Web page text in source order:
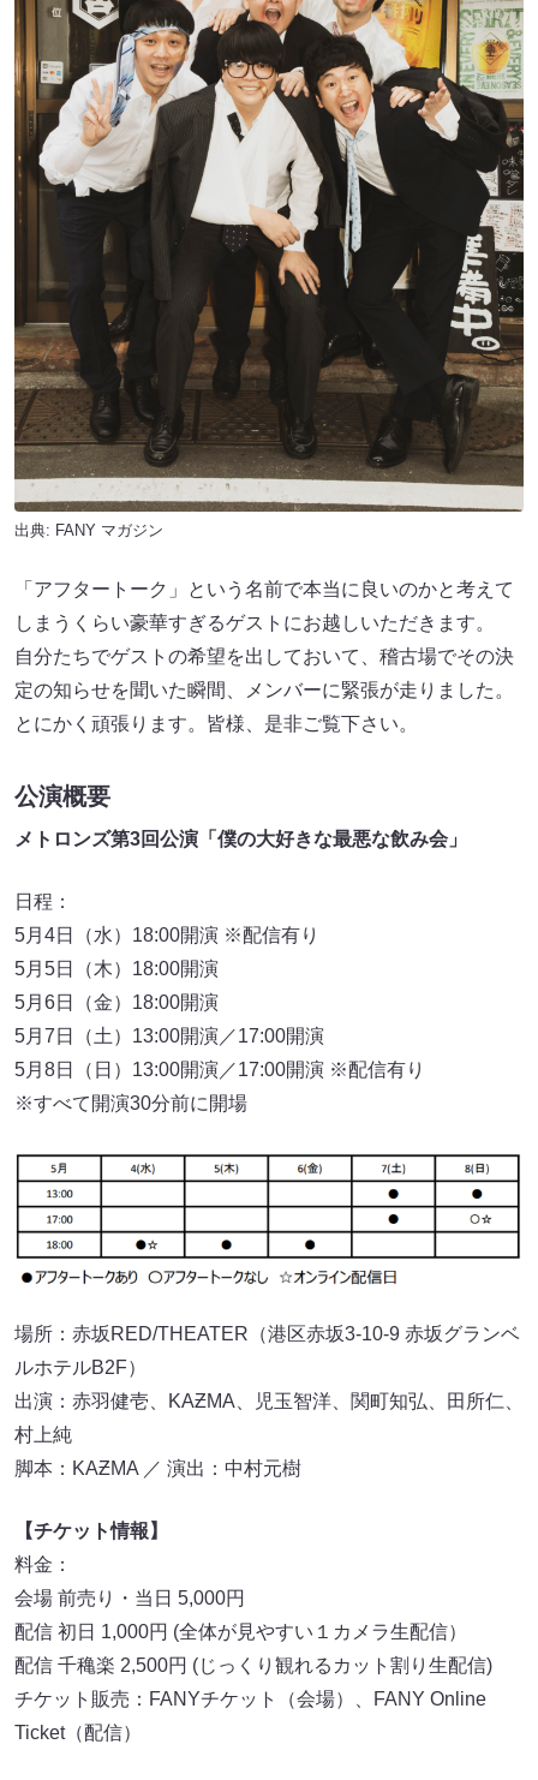
出典: FANY マガジン
「アフタートーク」という名前で本当に良いのかと考えて
しまうくらい豪華すぎるゲストにお越しいただきます。
自分たちでゲストの希望を出しておいて、稽古場でその決
定の知らせを聞いた瞬間、メンバーに緊張が走りました。
とにかく頑張ります。皆様、是非ご覧下さい。
公演概要
メトロンズ第3回公演「僕の大好きな最悪な飲み会」
日程：
5月4日（水）18:00開演 ※配信有り
5月5日（木）18:00開演
5月6日（金）18:00開演
5月7日（土）13:00開演／17:00開演
5月8日（日）13:00開演／17:00開演 ※配信有り
※すべて開演30分前に開場
場所：赤坂RED/THEATER（港区赤坂3-10-9 赤坂グランベ
ルホテルB2F）
出演：赤羽健壱、KAƵMA、児玉智洋、関町知弘、田所仁、
村上純
脚本：KAƵMA ／ 演出：中村元樹
【チケット情報】
料金：
会場 前売り・当日 5,000円
配信 初日 1,000円 (全体が見やすい１カメラ生配信）
配信 千穐楽 2,500円 (じっくり観れるカット割り生配信)
チケット販売：FANYチケット（会場）、FANY Online
Ticket（配信）